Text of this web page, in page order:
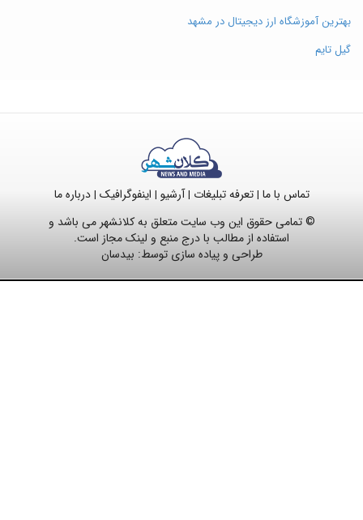
بهترین آموزشگاه ارز دیجیتال در مشهد
گیل تایم
تماس با ما |تعرفه تبلیغات |آرشیو | اینفوگرافیک |درباره ما
© تمامی حقوق این وب سایت متعلق به کلانشهر می باشد و
استفاده از مطالب با درج منبع و لینک مجاز است.
طراحی و پیاده سازی توسط: بیدسان